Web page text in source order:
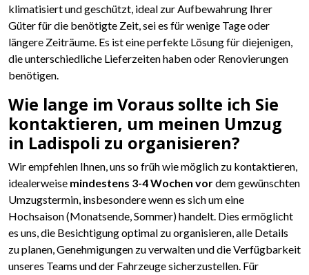
klimatisiert und geschützt, ideal zur Aufbewahrung Ihrer
Güter für die benötigte Zeit, sei es für wenige Tage oder
längere Zeiträume. Es ist eine perfekte Lösung für diejenigen,
die unterschiedliche Lieferzeiten haben oder Renovierungen
benötigen.
Wie lange im Voraus sollte ich Sie
kontaktieren, um meinen Umzug
in Ladispoli zu organisieren?
Wir empfehlen Ihnen, uns so früh wie möglich zu kontaktieren,
idealerweise mindestens 3-4 Wochen vordem gewünschten
Umzugstermin, insbesondere wenn es sich um eine
Hochsaison (Monatsende, Sommer) handelt. Dies ermöglicht
es uns, die Besichtigung optimal zu organisieren, alle Details
zu planen, Genehmigungen zu verwalten und die Verfügbarkeit
unseres Teams und der Fahrzeuge sicherzustellen. Für